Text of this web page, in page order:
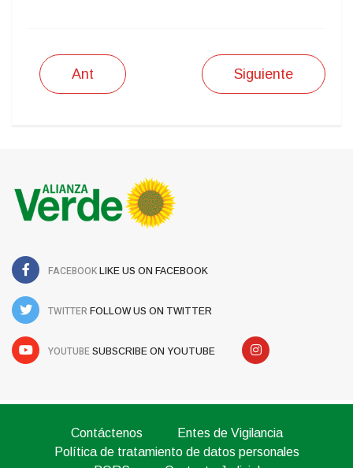
Ant Siguiente
FACEBOOK LIKE US ON FACEBOOK
TWITTER FOLLOW US ON TWITTER
YOUTUBE SUBSCRIBE ON YOUTUBE
Contáctenos
Entes de Vigilancia
Política de tratamiento de datos personales